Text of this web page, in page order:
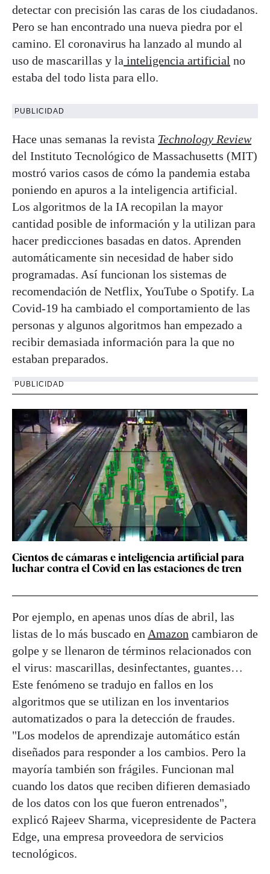
detectar con precisión las caras de los ciudadanos.
Pero se han encontrado una nueva piedra por el
camino. El coronavirus ha lanzado al mundo al
uso de mascarillas y la inteligencia artificial no
estaba del todo lista para ello.
PUBLICIDAD
Hace unas semanas la revista Technology Review
del Instituto Tecnológico de Massachusetts (MIT)
mostró varios casos de cómo la pandemia estaba
poniendo en apuros a la inteligencia artificial.
Los algoritmos de la IA recopilan la mayor
cantidad posible de información y la utilizan para
hacer predicciones basadas en datos. Aprenden
automáticamente sin necesidad de haber sido
programadas. Así funcionan los sistemas de
recomendación de Netflix, YouTube o Spotify. La
Covid-19 ha cambiado el comportamiento de las
personas y algunos algoritmos han empezado a
recibir demasiada información para la que no
estaban preparados.
PUBLICIDAD
Cientos de cámaras e inteligencia artificial para
luchar contra el Covid en las estaciones de tren
Por ejemplo, en apenas unos días de abril, las
listas de lo más buscado en Amazon cambiaron de
golpe y se llenaron de términos relacionados con
el virus: mascarillas, desinfectantes, guantes…
Este fenómeno se tradujo en fallos en los
algoritmos que se utilizan en los inventarios
automatizados o para la detección de fraudes.
"Los modelos de aprendizaje automático están
diseñados para responder a los cambios. Pero la
mayoría también son frágiles. Funcionan mal
cuando los datos que reciben difieren demasiado
de los datos con los que fueron entrenados",
explicó Rajeev Sharma, vicepresidente de Pactera
Edge, una empresa proveedora de servicios
tecnológicos.